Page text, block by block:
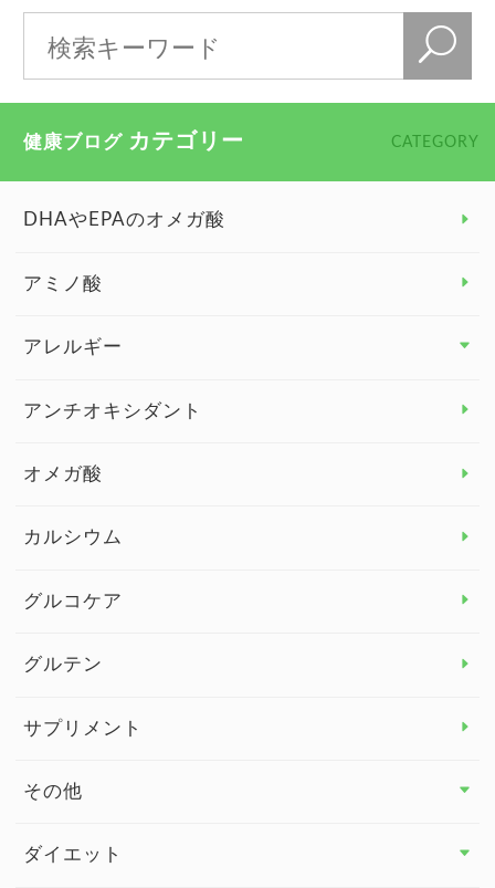
健康ブログ カテゴリー CATEGORY
DHAやEPAのオメガ酸
アミノ酸
アレルギー
アレルギー トップ
アンチオキシダント
オメガ酸
カルシウム
グルコケア
グルテン
サプリメント
その他
その他 トップ
ダイエット